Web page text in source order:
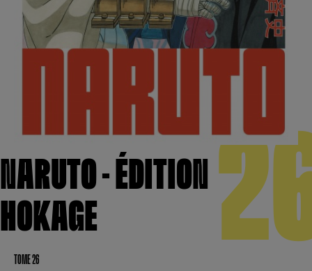
NARUTO - ÉDITION
HOKAGE
TOME 26
Hunter x Hunter
Fire Force